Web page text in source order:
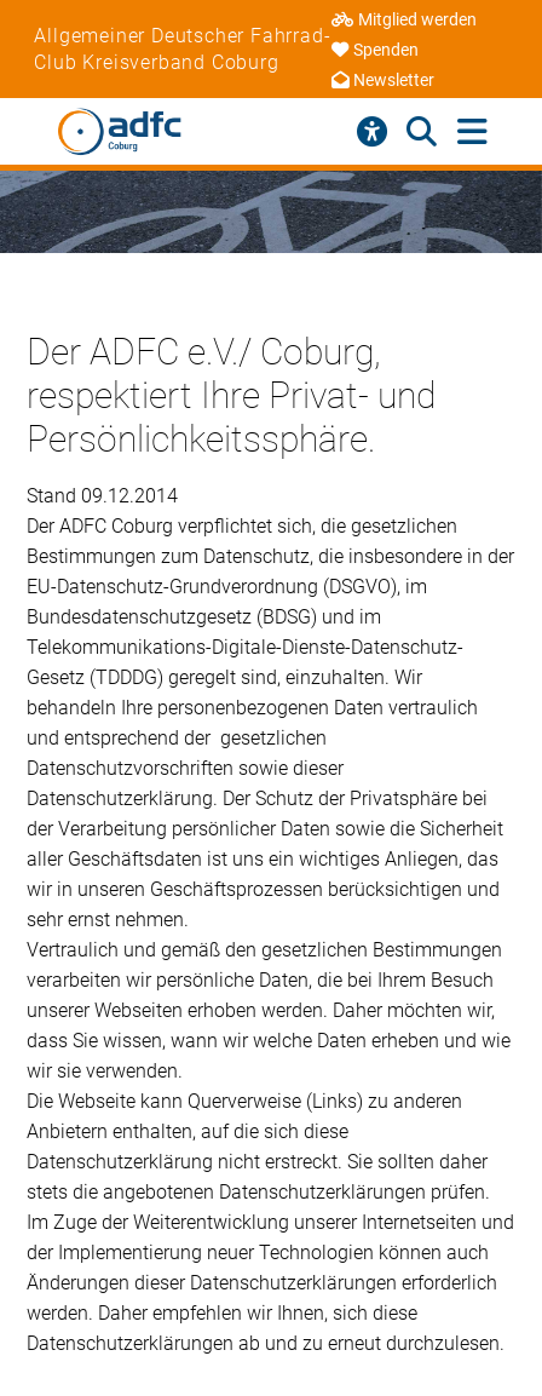
Allgemeiner Deutscher Fahrrad-
Club Kreisverband Coburg
Mitglied werden
Spenden
Newsletter
Der ADFC e.V./ Coburg,
respektiert Ihre Privat- und
Persönlichkeitssphäre.
Stand 09.12.2014
Der ADFC Coburg verpflichtet sich, die gesetzlichen
Bestimmungen zum Datenschutz, die insbesondere in der
EU-Datenschutz-Grundverordnung (DSGVO), im
Bundesdatenschutzgesetz (BDSG) und im
Telekommunikations-Digitale-Dienste-Datenschutz-
Gesetz (TDDDG) geregelt sind, einzuhalten. Wir
behandeln Ihre personenbezogenen Daten vertraulich
und entsprechend der gesetzlichen
Datenschutzvorschriften sowie dieser
Datenschutzerklärung. Der Schutz der Privatsphäre bei
der Verarbeitung persönlicher Daten sowie die Sicherheit
aller Geschäftsdaten ist uns ein wichtiges Anliegen, das
wir in unseren Geschäftsprozessen berücksichtigen und
sehr ernst nehmen.
Vertraulich und gemäß den gesetzlichen Bestimmungen
verarbeiten wir persönliche Daten, die bei Ihrem Besuch
unserer Webseiten erhoben werden. Daher möchten wir,
dass Sie wissen, wann wir welche Daten erheben und wie
wir sie verwenden.
Die Webseite kann Querverweise (Links) zu anderen
Anbietern enthalten, auf die sich diese
Datenschutzerklärung nicht erstreckt. Sie sollten daher
stets die angebotenen Datenschutzerklärungen prüfen.
Im Zuge der Weiterentwicklung unserer Internetseiten und
der Implementierung neuer Technologien können auch
Änderungen dieser Datenschutzerklärungen erforderlich
werden. Daher empfehlen wir Ihnen, sich diese
Datenschutzerklärungen ab und zu erneut durchzulesen.